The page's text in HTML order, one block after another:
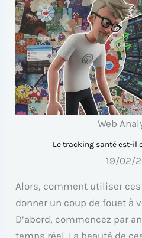
Web
Le tracking santé est-il
19/02/
Alors, comment utiliser
donner un coup de fouet à
D’abord, commencez par